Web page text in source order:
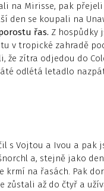
na Mirisse, pak
den se koupali na
řas. Z hospůdky
v tropické zahradě
že zítra odjedou do
odlétá letadlo
s Vojtou a Ivou a pak
a, stejně jako
krmí na řasách. Pak
zůstali až do čtyř a